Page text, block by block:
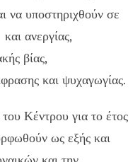
να υποστηριχθούν σε
ανεργίας,
βίας,
και ψυχαγωγίας.
Κέντρου για το έτος
ως εξής και